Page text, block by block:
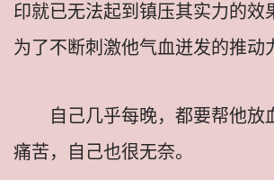
印就已无法起到镇压其实力的效
为了不断刺激他气血迸发的推动
自己几乎每晚，都要帮他放
痛苦，自己也很无奈。